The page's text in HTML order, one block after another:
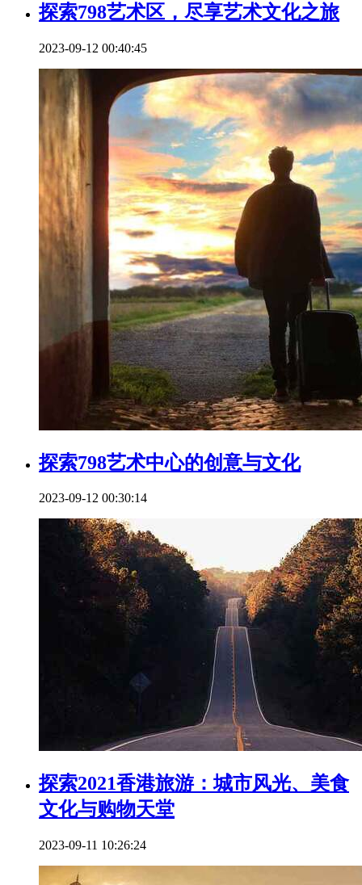
探索798艺术区，尽享艺术文化之旅
2023-09-12 00:40:45
探索798艺术中心的创意与文化
2023-09-12 00:30:14
探索2021香港旅游：城市风光、美食
文化与购物天堂
2023-09-11 10:26:24